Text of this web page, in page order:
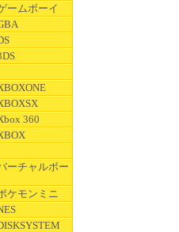
ームボーイ
360
ーチャルボー
ケモンミニ